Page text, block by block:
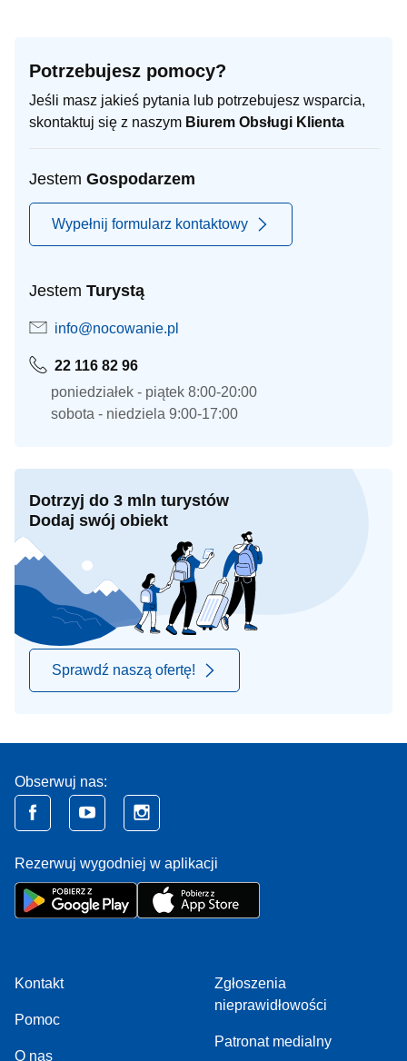
Potrzebujesz pomocy?
Jeśli masz jakieś pytania lub potrzebujesz wsparcia,
skontaktuj się z naszym Biurem Obsługi Klienta
Jestem Gospodarzem
Wypełnij formularz kontaktowy
Jestem Turystą
info@nocowanie.pl
22 116 82 96
poniedziałek - piątek 8:00-20:00
sobota - niedziela 9:00-17:00
Dotrzyj do 3 mln turystów
Dodaj swój obiekt
Sprawdź naszą ofertę!
Obserwuj nas:
Rezerwuj wygodniej w aplikacji
Kontakt
Pomoc
O nas
Zgłoszenia
nieprawidłowości
Patronat medialny